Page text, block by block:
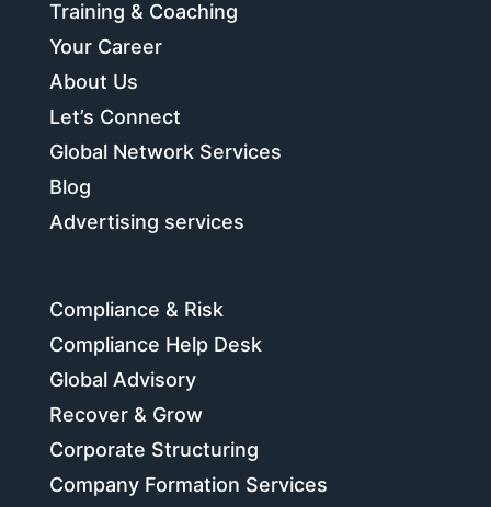
Training & Coaching
Your Career
About Us
Let’s Connect
Global Network Services
Blog
Advertising services
Compliance & Risk
Compliance Help Desk
Global Advisory
Recover & Grow
Corporate Structuring
Company Formation Services